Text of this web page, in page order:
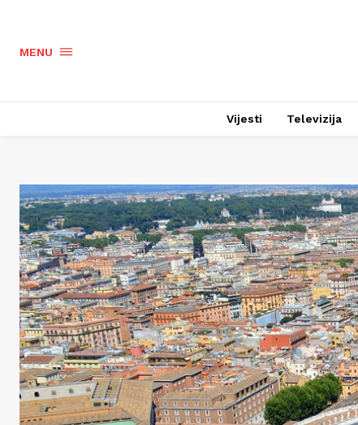
MENU
Vijesti Televizija